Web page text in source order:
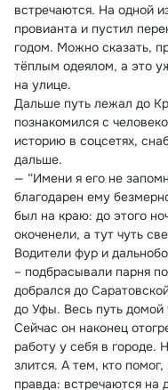
встречаются. На одной
провианта и пустил
годом. Можно сказать,
тёплым одеялом, а это
на улице.
Дальше путь лежал до
познакомился с
историю в соцсетях,
дальше.
— “Имени я его не
благодарен ему
был на краю: до этого
окоченели, а тут чуть
Водители фур и
– подбрасывали парня
добрался до
до Уфы. Весь путь домой
Сейчас он наконец
работу у себя в городе.
злится. А тем, кто
правда: встречаются на